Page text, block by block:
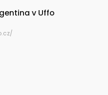
v Uffo